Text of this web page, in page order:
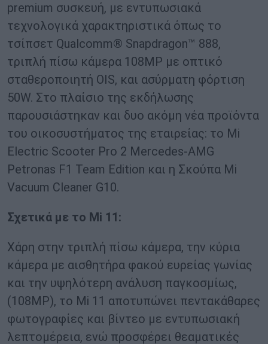
premium συσκευή, με εντυπωσιακά
τεχνολογικά χαρακτηριστικά όπως το
τσίπσετ Qualcomm® Snapdragon™ 888,
τριπλή πίσω κάμερα 108MP με οπτικό
σταθεροποιητή OIS, και ασύρματη φόρτιση
50W. Στο πλαίσιο της εκδήλωσης
παρουσιάστηκαν και δυο ακόμη νέα προϊόντα
του οικοσυστήματος της εταιρείας: το Mi
Electric Scooter Pro 2 Mercedes-AMG
Petronas F1 Team Edition και η Σκούπα Mi
Vacuum Cleaner G10.
Σχετικά με το Mi 11:
Χάρη στην τριπλή πίσω κάμερα, την κύρια
κάμερα με αισθητήρα φακού ευρείας γωνίας
και την υψηλότερη ανάλυση παγκοσμίως,
(108MP), το Mi 11 αποτυπώνει πεντακάθαρες
φωτογραφίες και βίντεο με εντυπωσιακή
λεπτομέρεια, ενώ προσφέρει θεαματικές